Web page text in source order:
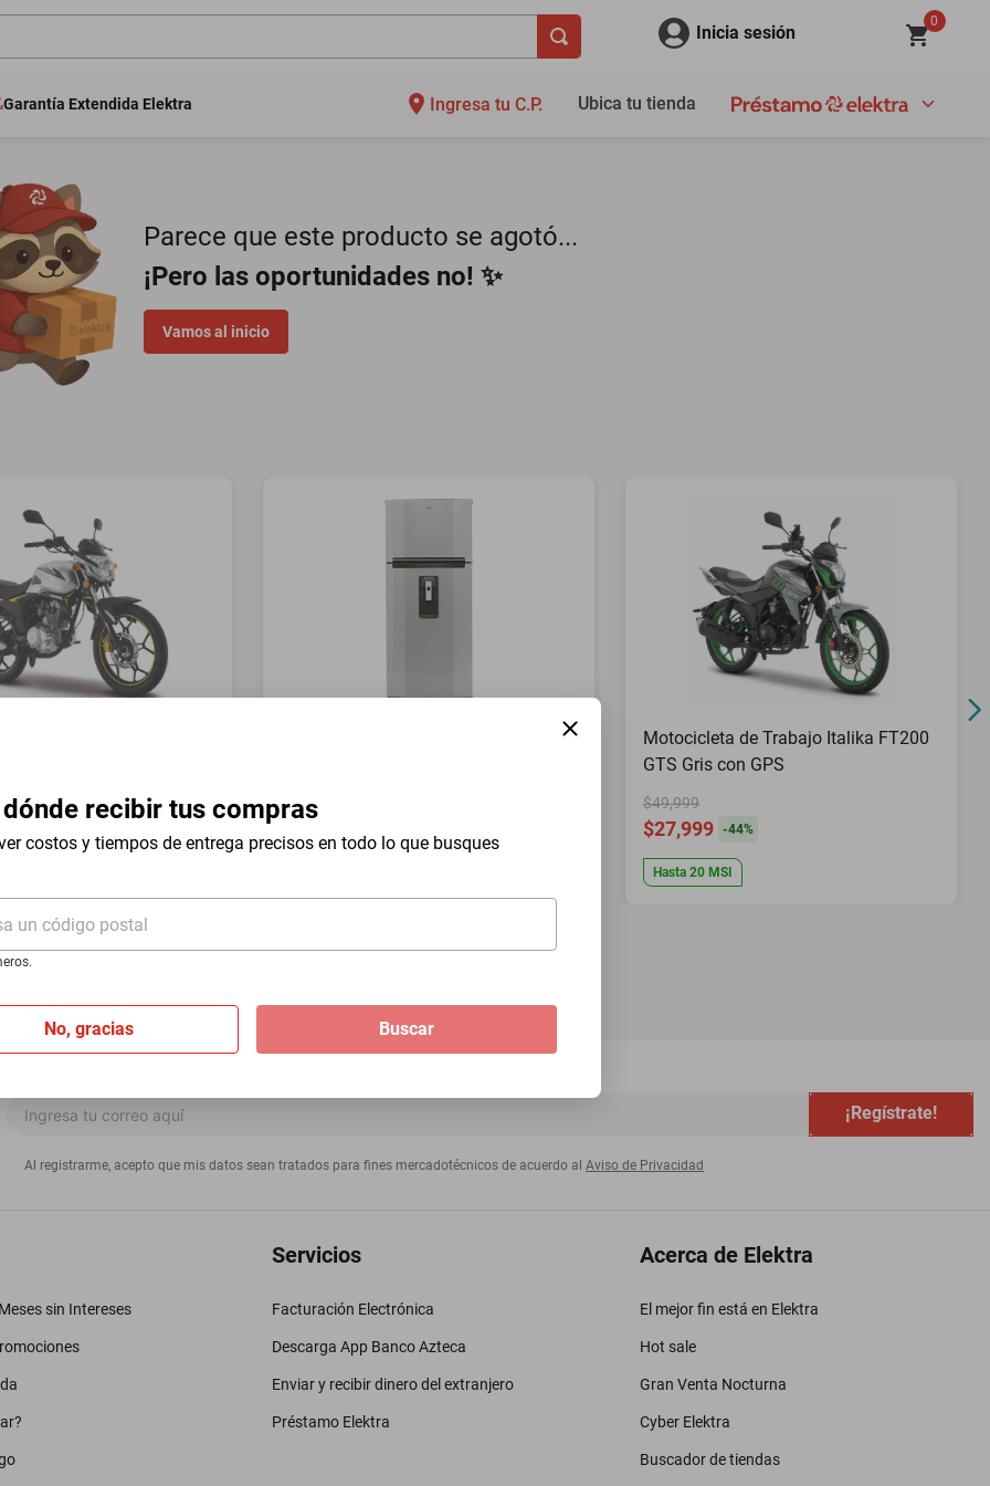
Inicia sesión
0
Garantía Extendida Elektra Ingresa tu C.P.
dónde recibir tus compras
costos y tiempos de entrega precisos en todo lo que busques
un código postal
No, gracias Buscar
Ubica tu tienda
Parece que este producto se agotó...
¡Pero las oportunidades no! ✨
Vamos al inicio
$19,999
Motocicleta de Trabajo Italika FT200
GTS Gris con GPS
$49,999
$27,999 -44%
Hasta 20 MSI
¡Regístrate!
Al registrarme, acepto que mis datos sean tratados para fines mercadotécnicos de acuerdo al Aviso de Privacidad
sin Intereses
Servicios
Facturación Electrónica
Descarga App Banco Azteca
Enviar y recibir dinero del extranjero
Préstamo Elektra
Acerca de Elektra
El mejor fin está en Elektra
Hot sale
Gran Venta Nocturna
Cyber Elektra
Buscador de tiendas